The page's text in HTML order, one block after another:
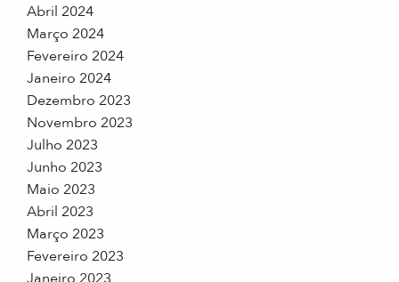
Abril 2024
Março 2024
Fevereiro 2024
Janeiro 2024
Dezembro 2023
Novembro 2023
Julho 2023
Junho 2023
Maio 2023
Abril 2023
Março 2023
Fevereiro 2023